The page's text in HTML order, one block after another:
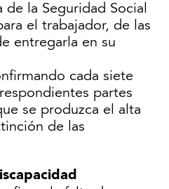
de la Seguridad Social
el trabajador, de las
entregarla en su
cada siete
partes
se produzca el alta
de las